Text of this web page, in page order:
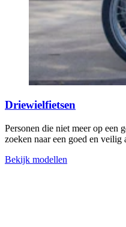
Driewielfietsen
Personen die niet meer op een
zoeken naar een goed en veilig
Bekijk modellen